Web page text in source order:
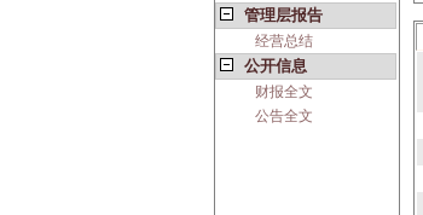
管理层报告
经营总结
公开信息
财报全文
公告全文